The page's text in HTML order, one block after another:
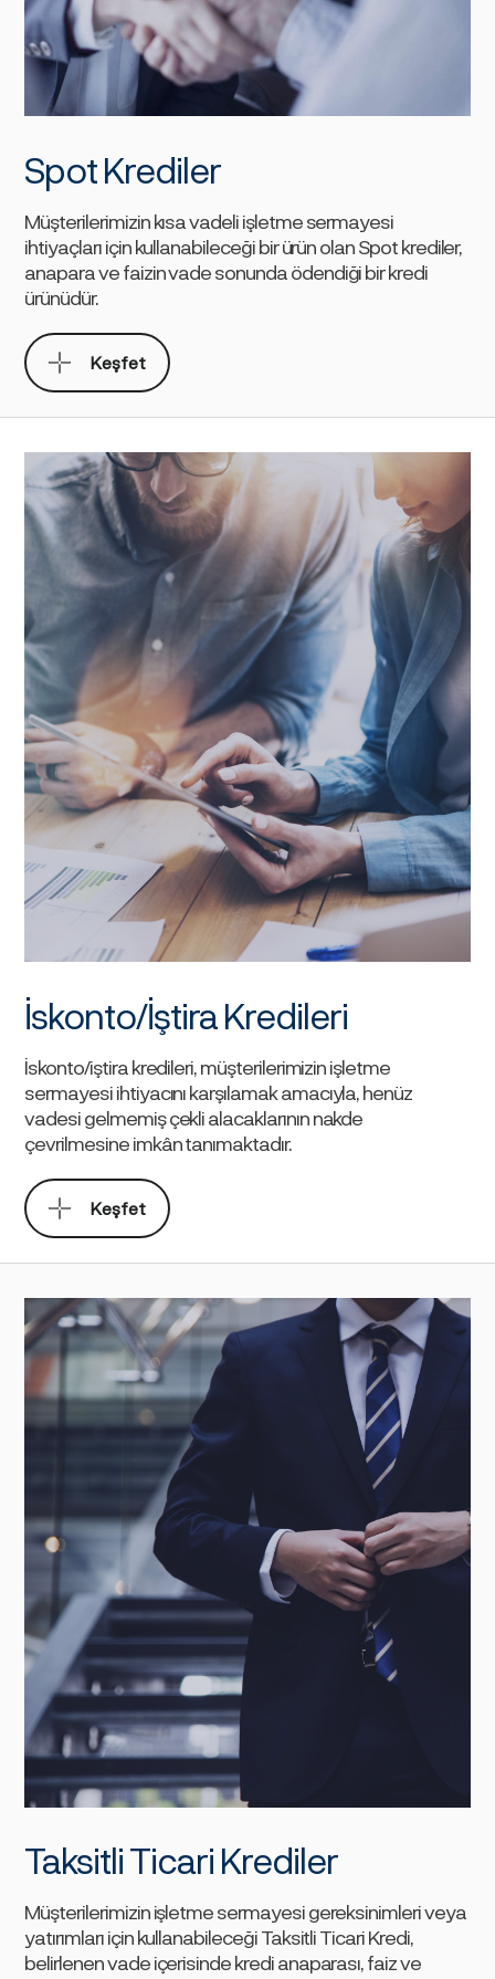
Spot Krediler
Müşterilerimizin kısa vadeli işletme sermayesi
ihtiyaçları için kullanabileceği bir ürün olan Spot krediler,
anapara ve faizin vade sonunda ödendiği bir kredi
ürünüdür.
Keşfet
İskonto/İştira Kredileri
İskonto/iştira kredileri, müşterilerimizin işletme
sermayesi ihtiyacını karşılamak amacıyla, henüz
vadesi gelmemiş çekli alacaklarının nakde
çevrilmesine imkân tanımaktadır.
Keşfet
Taksitli Ticari Krediler
Müşterilerimizin işletme sermayesi gereksinimleri veya
yatırımları için kullanabileceği Taksitli Ticari Kredi,
belirlenen vade içerisinde kredi anaparası, faiz ve